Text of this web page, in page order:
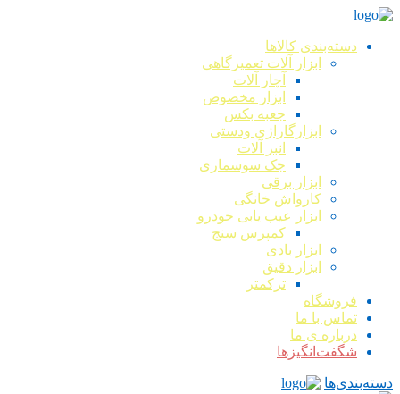
دسته‌بندی کالاها
ابزار آلات تعمیرگاهی
آچار آلات
ابزار مخصوص
جعبه بکس
ابزارگاراژی ودستی
انبر آلات
جک سوسماری
ابزار برقی
کارواش خانگی
ابزار عیب یابی خودرو
کمپرس سنج
ابزار بادی
ابزار دقیق
ترکمتر
فروشگاه
تماس با ما
درباره ی ما
شگفت‌انگیزها
دسته‌بندی‌ها